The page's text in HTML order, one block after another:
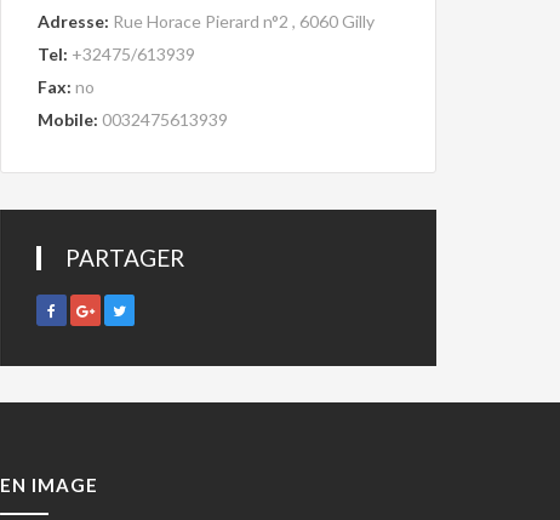
Adresse: Rue Horace Pierard n°2 , 6060 Gilly
Tel: +32475/613939
Fax: no
Mobile: 0032475613939
PARTAGER
EN IMAGE